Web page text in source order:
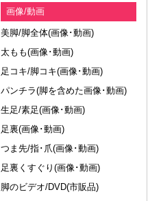
画像/動画
美脚/脚全体(画像･動画)
太もも(画像･動画)
足コキ/脚コキ(画像･動画)
パンチラ(脚を含めた画像･動画)
生足/素足(画像･動画)
足裏(画像･動画)
つま先/指･爪(画像･動画)
足裏くすぐり(画像･動画)
脚のビデオ/DVD(市販品)